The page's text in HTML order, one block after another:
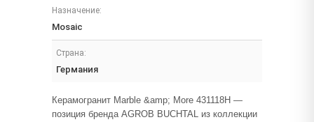
Назначение:
Mosaic
Страна:
Германия
Керамогранит Marble &amp; More 431118H —
позиция бренда AGROB BUCHTAL из коллекции